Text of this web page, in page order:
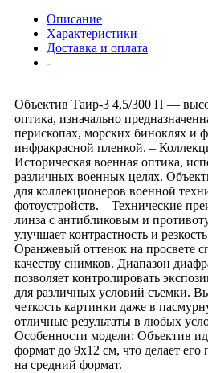
Описание
Характеристики
Доставка и оплата
-
Объектив Таир-3 4,5/300 П —
оптика, изначально
перископах, морских биноклях и
инфракрасной пленкой. –
Историческая военная оптика,
различных военных целях.
для коллекционеров военной
фотоустройств. – Технические
линза с антибликовым и
улучшает контрастность и
Оранжевый оттенок на просвете
качеству снимков. Диапазон
позволяет контролировать
для различных условий съемки.
четкость картинки даже в
отличные результаты в любых
Особенности модели: Объектив
формат до 9x12 см, что делает
на средний формат.